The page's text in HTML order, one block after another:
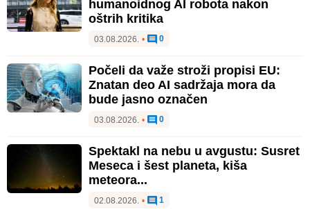
humanoidnog AI robota nakon
oštrih kritika
03.08.2026. • 0
Počeli da važe stroži propisi EU:
Znatan deo AI sadržaja mora da
bude jasno označen
03.08.2026. • 0
Spektakl na nebu u avgustu: Susret
Meseca i šest planeta, kiša
meteora...
02.08.2026. • 1